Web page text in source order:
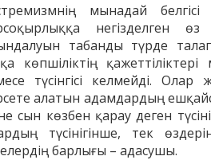
мынадай
негізделген өз
табанды түрде
көпшіліктің
түсінгісі келмейді.
алатын адамдардың
сын көзбен қарау деген
түсінігінше, тек
барлығы – адасушы.